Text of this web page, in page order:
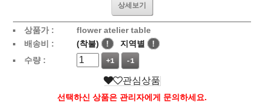
상세보기
상품가 :
flower atelier table
배송비 :
(착불) ! 지역별
!
수량 :
+1 -1
관심상품
선택하신 상품은 관리자에게 문의하세요.